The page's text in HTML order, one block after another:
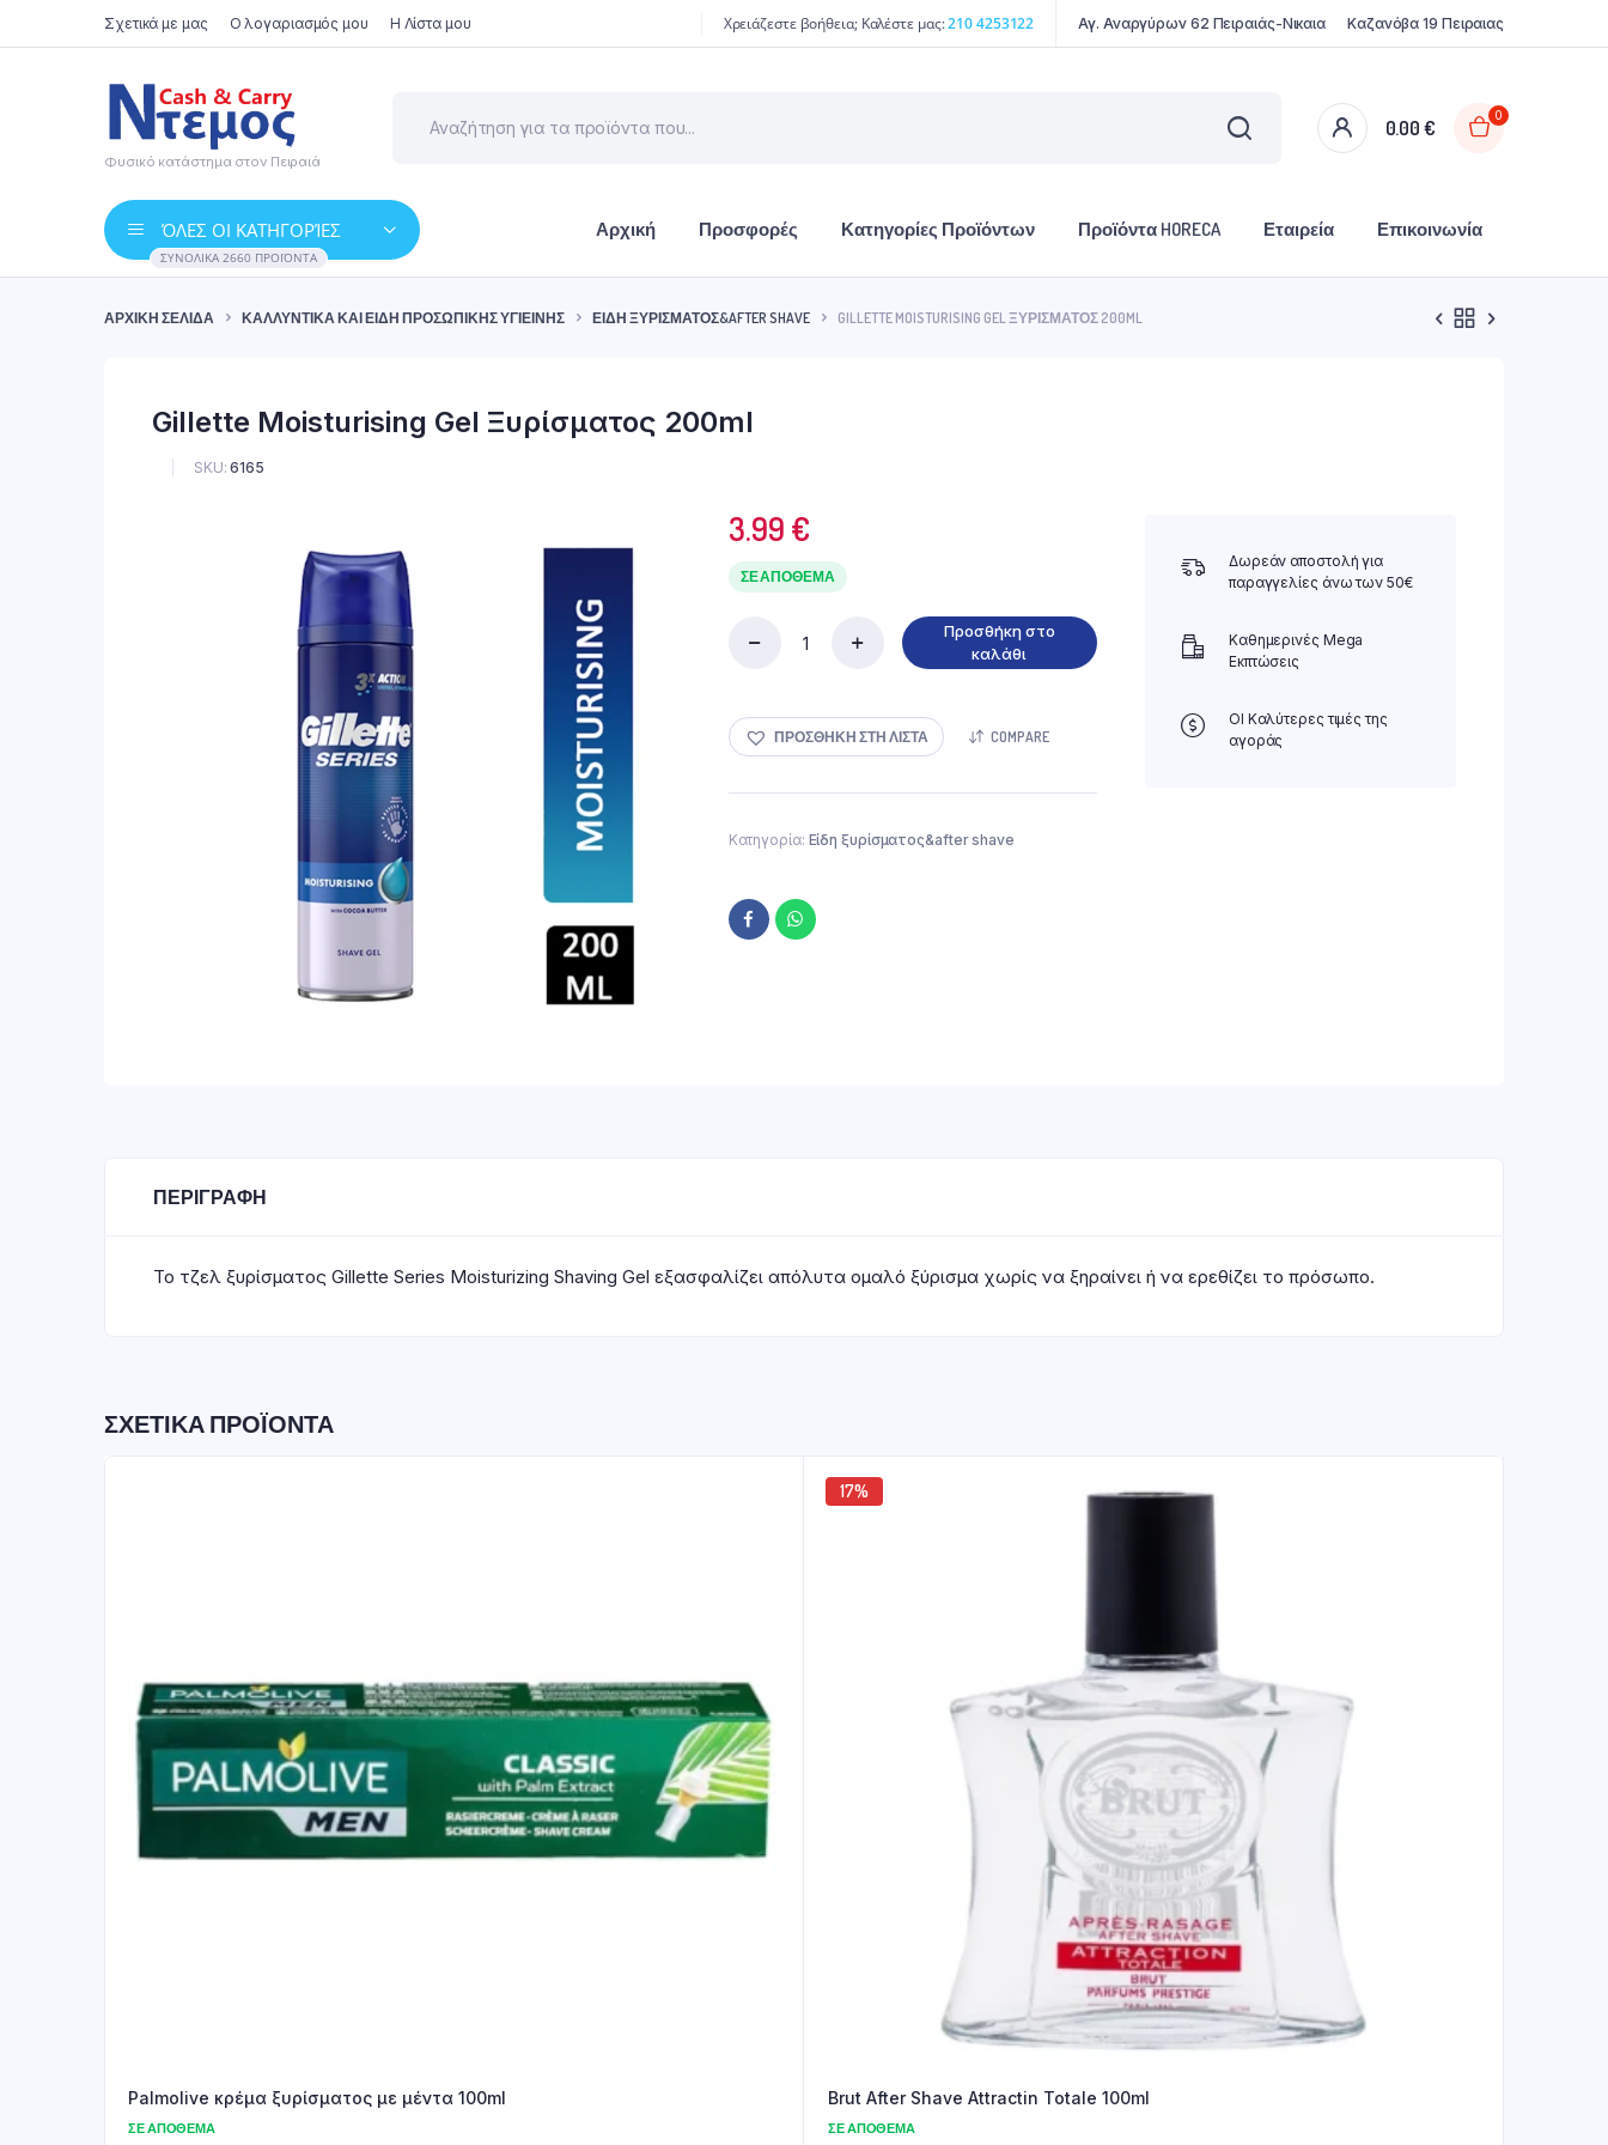
Σχετικά με μας Ο λογαριασμός μου Η Λίστα μου Χρειάζεστε βοήθεια; Καλέστε μας:210 4253122 Αγ. Αναργύρων 62 Πειραιάς-Νικαια Καζανόβα 19 Πειραιας
Φυσικό κατάστημα στον Πειραιά
0.00€
0
ΌΛΕΣ ΟΙ ΚΑΤΗΓΟΡΊΕΣ
ΣΥΝΟΛΙΚΆ 2660 ΠΡΟΪΌΝΤΑ
Αρχική Προσφορές Κατηγορίες Προϊόντων Προϊόντα HORECA Εταιρεία Επικοινωνία
ΑΡΧΙΚΉ ΣΕΛΊΔΑ ΚΑΛΛΥΝΤΙΚΆ ΚΑΙ ΕΊΔΗ ΠΡΟΣΩΠΙΚΉΣ ΥΓΙΕΙΝΉΣ ΕΊΔΗ ΞΥΡΊΣΜΑΤΟΣ&AFTER SHAVE GILLETTE MOISTURISING GEL ΞΥΡΊΣΜΑΤΟΣ 200ML
Gillette Moisturising Gel Ξυρίσματος 200ml
SKU: 6165
3.99 €
ΣΕ ΑΠΌΘΕΜΑ
Ξυρίσματος
200ml
Προσθήκη στο
καλάθι
ΠΡΟΣΘΉΚΗ ΣΤΗ ΛΊΣΤΑ COMPARE
Κατηγορία: Είδη ξυρίσματος&after shave
Δωρεάν αποστολή για
παραγγελίες άνω των 50€
Καθημερινές Mega
Εκπτώσεις
ΟΙ Καλύτερες τιμές της
αγοράς
ΠΕΡΙΓΡΑΦΉ
Το τζελ ξυρίσματος Gillette Series Moisturizing Shaving Gel εξασφαλίζει απόλυτα ομαλό ξύρισμα χωρίς να ξηραίνει ή να ερεθίζει το πρόσωπο.
ΣΧΕΤΙΚΆ ΠΡΟΪΌΝΤΑ
Palmolive κρέμα ξυρίσματος με μέντα 100ml
ΣΕ ΑΠΌΘΕΜΑ
17%
Brut After Shave Attractin Totale 100ml
ΣΕ ΑΠΌΘΕΜΑ